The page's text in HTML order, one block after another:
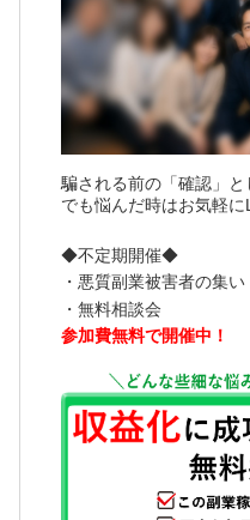
騙される前の「確認」
でも悩んだ時はお気軽に
◆不定期開催◆
・悪質副業被害者の集い
・無料相談会
参加費無料で開催中！